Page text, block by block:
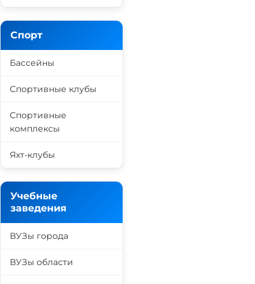
Спорт
Бассейны
Спортивные клубы
Спортивные
комплексы
Яхт-клубы
Учебные
заведения
ВУЗы города
ВУЗы области